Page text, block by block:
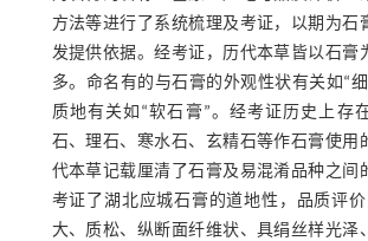
方法等进行了系统梳理及考证，以期为石
发提供依据。经考证，历代本草皆以石膏
多。命名有的与石膏的外观性状有关如“
质地有关如“软石膏”。经考证历史上存
石、理石、寒水石、玄精石等作石膏使用
代本草记载厘清了石膏及易混淆品种之间
考证了湖北应城石膏的道地性，品质评
大、质松、纵断面纤维状、具绢丝样光泽